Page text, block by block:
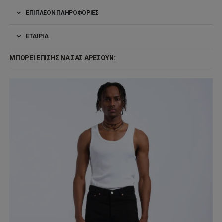
ΕΠΙΠΛΈΟΝ ΠΛΗΡΟΦΟΡΊΕΣ
ΕΤΑΙΡΊΑ
ΜΠΟΡΕΊ ΕΠΊΣΗΣ ΝΑ ΣΑΣ ΑΡΈΣΟΥΝ: